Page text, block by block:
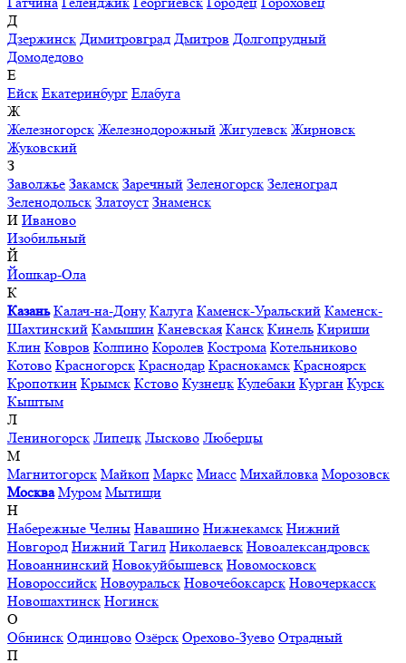
Д
Дзержинск Димитровград Дмитров Долгопрудный
Домодедово
Е
Ейск Екатеринбург Елабуга
Ж
Железногорск Железнодорожный Жигулевск Жирновск
Жуковский
З
Заволжье Закамск Заречный Зеленогорск Зеленоград
Зеленодольск Златоуст Знаменск
И Иваново
Изобильный
Й
Йошкар-Ола
К
Казань Калач-на-Дону Калуга Каменск-Уральский Каменск-
Шахтинский Камышин Каневская Канск Кинель Кириши
Клин Ковров Колпино Королев Кострома Котельниково
Котово Красногорск Краснодар Краснокамск Красноярск
Кропоткин Крымск Кстово Кузнецк Кулебаки Курган Курск
Кыштым
Л
Лениногорск Липецк Лысково Люберцы
М
Магнитогорск Майкоп Маркс Миасс Михайловка Морозовск
Москва Муром Мытищи
Н
Набережные Челны Навашино Нижнекамск Нижний
Новгород Нижний Тагил Николаевск Новоалександровск
Новоаннинский Новокуйбышевск Новомосковск
Новороссийск Новоуральск Новочебоксарск Новочеркасск
Новошахтинск Ногинск
О
Обнинск Одинцово Озёрск Орехово-Зуево Отрадный
П